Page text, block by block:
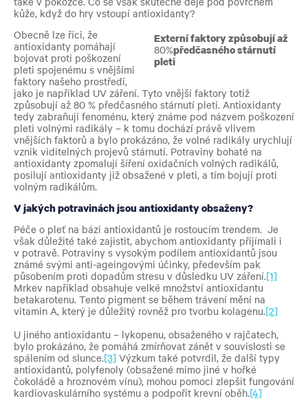
kůže, když do hry vstoupí antioxidanty?
Externí faktory způsobují až
80%předčasného stárnutí
pleti
Obecně lze říci, že
antioxidanty pomáhají
bojovat proti poškození
pleti spojenému s vnějšími
faktory našeho prostředí,
jako je například UV záření. Tyto vnější faktory totiž
způsobují až 80 % předčasného stárnutí pleti. Antioxidanty
tedy zabraňují fenoménu, který známe pod názvem poškození
pleti volnými radikály – k tomu dochází právě vlivem
vnějších faktorů a bylo prokázáno, že volné radikály urychlují
vznik viditelných projevů stárnutí. Potraviny bohaté na
antioxidanty zpomalují šíření oxidačních volných radikálů,
posilují antioxidanty již obsažené v pleti, a tím bojují proti
volným radikálům.
V jakých potravinách jsou antioxidanty obsaženy?
Péče o pleť na bázi antioxidantů je rostoucím trendem. Je
však důležité také zajistit, abychom antioxidanty přijímali i
v potravě. Potraviny s vysokým podílem antioxidantů jsou
známé svými anti-ageingovými účinky, především pak
působením proti dopadům stresu v důsledku UV záření.[1]
Mrkev například obsahuje velké množství antioxidantu
betakarotenu. Tento pigment se během trávení mění na
vitamin A, který je důležitý rovněž pro tvorbu kolagenu.[2]
U jiného antioxidantu – lykopenu, obsaženého v rajčatech,
bylo prokázáno, že pomáhá zmírňovat zánět v souvislosti se
spálením od slunce.[3] Výzkum také potvrdil, že další typy
antioxidantů, polyfenoly (obsažené mimo jiné v hořké
čokoládě a hroznovém vínu), mohou pomoci zlepšit fungování
kardiovaskulárního systému a podpořit krevní oběh.[4]